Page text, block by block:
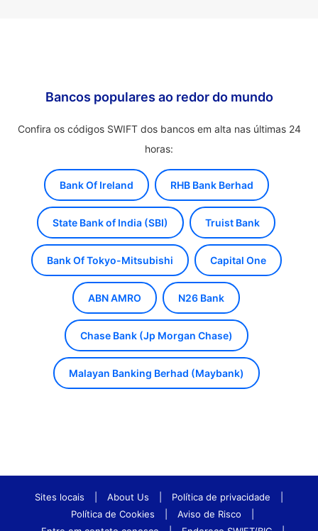
Bancos populares ao redor do mundo
Confira os códigos SWIFT dos bancos em alta nas últimas 24
horas:
Bank Of Ireland RHB Bank Berhad
State Bank of India (SBI) Truist Bank
Bank Of Tokyo-Mitsubishi Capital One
ABN AMRO N26 Bank
Chase Bank (Jp Morgan Chase)
Malayan Banking Berhad (Maybank)
Sites locais About Us Política de privacidade
Política de Cookies
Aviso de Risco